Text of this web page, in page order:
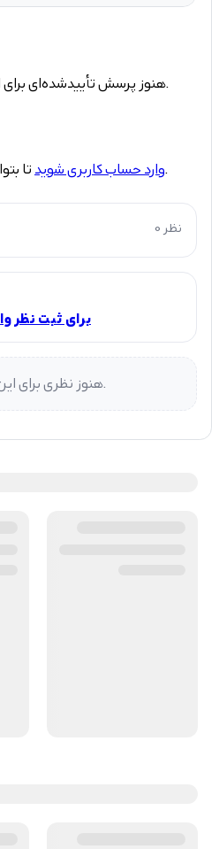
هنوز پرسش تأییدشده‌ای برای این محصول ثبت نشده است.
وارد حساب کاربری شویدتا بتوانید پرسش یا پاسخ ثبت کنید.
0 نظر
برای ثبت نظر
هنوز نظری برای این محصول ثبت نشده است.